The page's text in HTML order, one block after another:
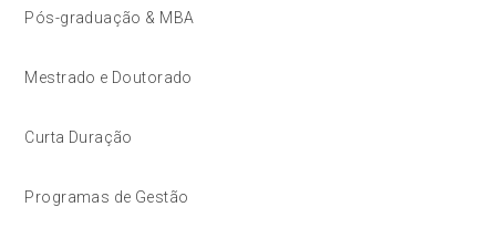
Pós-graduação & MBA
Mestrado e Doutorado
Curta Duração
Programas de Gestão